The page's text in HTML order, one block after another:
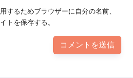
するためブラウザーに自分の名前、
トを保存する。